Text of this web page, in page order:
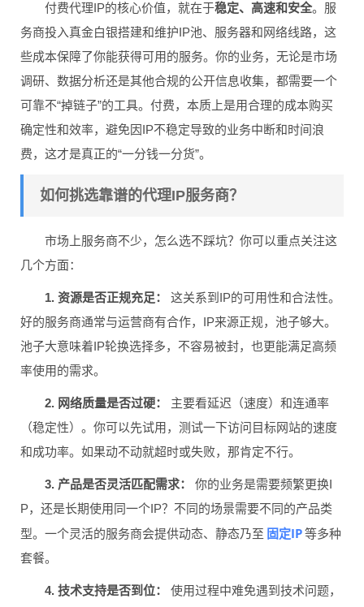
付费代理IP的核心价值，就在于稳定、高速和安全。服
务商投入真金白银搭建和维护IP池、服务器和网络线路，这
些成本保障了你能获得可用的服务。你的业务，无论是市场
调研、数据分析还是其他合规的公开信息收集，都需要一个
可靠不“掉链子”的工具。付费，本质上是用合理的成本购买
确定性和效率，避免因IP不稳定导致的业务中断和时间浪
费，这才是真正的“一分钱一分货”。
如何挑选靠谱的代理IP服务商？
市场上服务商不少，怎么选不踩坑？你可以重点关注这
几个方面：
1. 资源是否正规充足：
这关系到IP的可用性和合法性。
好的服务商通常与运营商有合作，IP来源正规，池子够大。
池子大意味着IP轮换选择多，不容易被封，也更能满足高频
率使用的需求。
2. 网络质量是否过硬：
主要看延迟（速度）和连通率
（稳定性）。你可以先试用，测试一下访问目标网站的速度
和成功率。如果动不动就超时或失败，那肯定不行。
3. 产品是否灵活匹配需求：
你的业务是需要频繁更换I
P，还是长期使用同一个IP？不同的场景需要不同的产品类
型。一个灵活的服务商会提供动态、静态乃至 固定IP等多种
套餐。
4. 技术支持是否到位：
使用过程中难免遇到技术问题，